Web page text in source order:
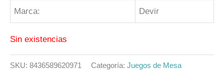
Marca: Devir
Sin existencias
SKU: 8436589620971 Categoría: Juegos de Mesa